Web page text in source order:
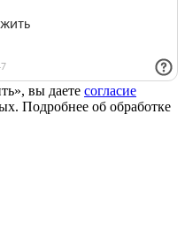
вы даете согласие
Подробнее об обработке